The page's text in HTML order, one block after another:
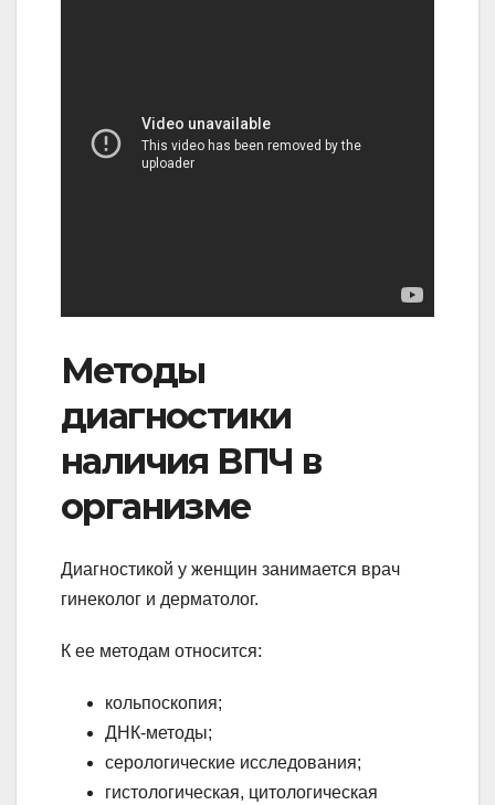
Методы
диагностики
наличия ВПЧ в
организме
Диагностикой у женщин занимается врач
гинеколог и дерматолог.
К ее методам относится:
кольпоскопия;
ДНК-методы;
серологические исследования;
гистологическая, цитологическая